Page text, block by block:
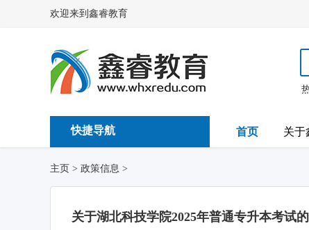
欢迎来到鑫睿教育
快捷导航 首页 关于
主页 > 政策信息 >
关于湖北科技学院2025年普通专升本考试